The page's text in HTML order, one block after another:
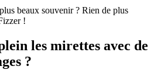
beaux souvenir ? Rien de plus
!
les mirettes avec de
?